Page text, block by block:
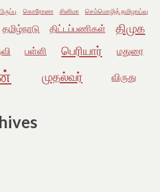
கொரோனா சினிமா செம்மொழித் தமிழாய்வு
தமிழ்நாடு திட்டப்பணிகள்
திமுக
பள்ளி பெரியார் மதுரை
முதல்வர் விருது